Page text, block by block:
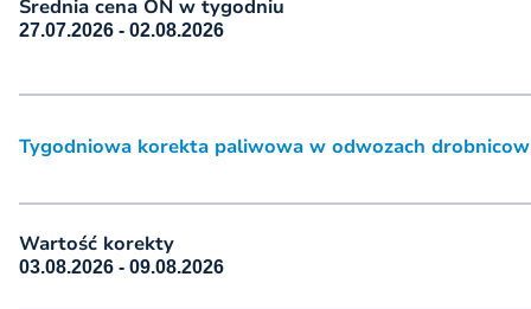
Średnia cena ON w tygodniu
27.07.2026 - 02.08.2026
Tygodniowa korekta paliwowa w odwozach
Wartość korekty
03.08.2026 - 09.08.2026